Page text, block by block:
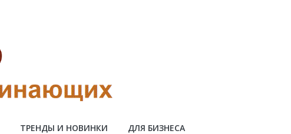
ТРЕНДЫ И НОВИНКИ ДЛЯ БИЗНЕСА